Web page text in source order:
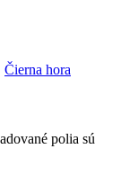
Čierna hora
polia sú